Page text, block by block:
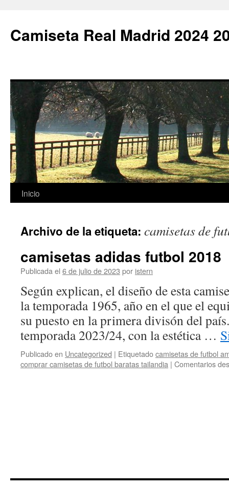
Camiseta Real Madrid 2024
Saltar
contenido
Inicio
Archivo de la etiqueta: camisetas de
camisetas adidas futbol 2018
Publicada el 6 de julio de 2023 por istern
Según explican, el diseño de esta
la temporada 1965, año en el que el
su puesto en la primera divisón del
temporada 2023/24, con la estética …
Publicado en Uncategorized | Etiquetadocamisetas de futbol
comprar camisetas de futbol baratas tailandia | Comentarios